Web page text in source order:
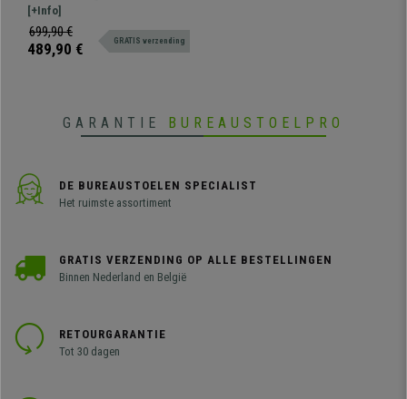
Stapelbaar en Praktisch,
Zwarte Poten en Kleur
Oranje
met Klaptafeltje. Het perfecte
model voor wie op zoek is naar
stevigheid, comfort en
[+Info]
699,90 €
489,90 € GRATIS verzending
GARANTIE BUREAUSTOELPRO
DE BUREAUSTOELEN SPECIALIST
Het ruimste assortiment
GRATIS VERZENDING OP ALLE BESTELLINGEN
Binnen Nederland en België
RETOURGARANTIE
Tot 30 dagen